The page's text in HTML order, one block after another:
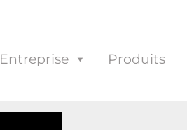
Entreprise Produits